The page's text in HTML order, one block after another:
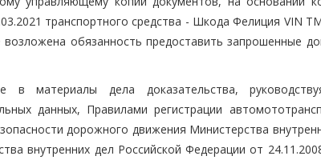
транспортного средства - Шкода Фелиция VIN
обязанность предоставить запрошенные
в материалы дела доказательства,
данных, Правилами регистрации
дорожного движения Министерства
внутренних дел Российской Федерации от